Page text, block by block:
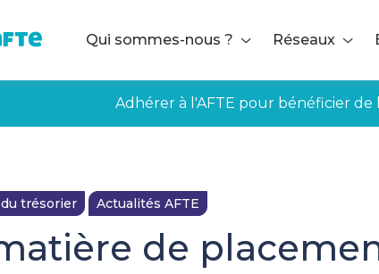
Qui sommes-nous ?
Réseaux
Adhérer à l'AFTE pour bénéficier
trésorier Actualités AFTE
de